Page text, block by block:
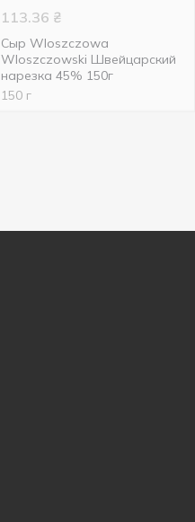
113.36 ₴
Сыр Wloszczowa
Wloszczowski Швейцарский
нарезка 45% 150г
150 г